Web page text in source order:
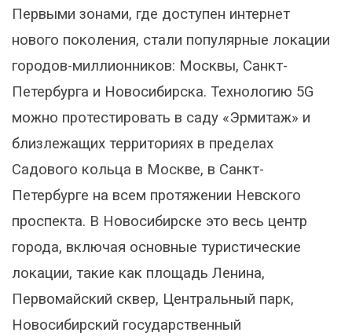
Первыми зонами, где доступен интернет
нового поколения, стали популярные локации
городов-миллионников: Москвы, Санкт-
Петербурга и Новосибирска. Технологию 5G
можно протестировать в саду «Эрмитаж» и
близлежащих территориях в пределах
Садового кольца в Москве, в Санкт-
Петербурге на всем протяжении Невского
проспекта. В Новосибирске это весь центр
города, включая основные туристические
локации, такие как площадь Ленина,
Первомайский сквер, Центральный парк,
Новосибирский государственный